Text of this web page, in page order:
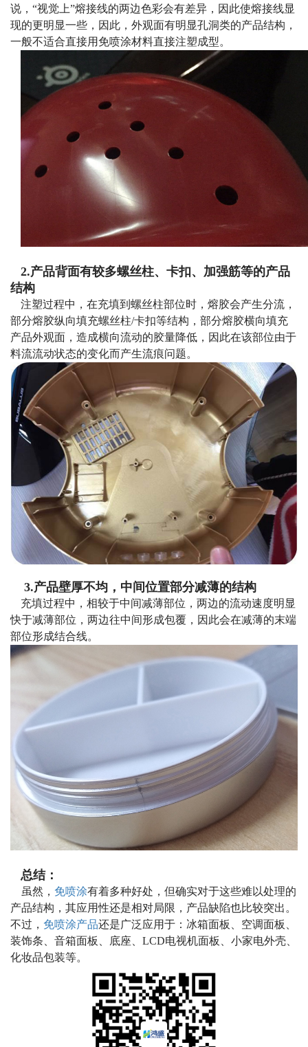
说，“视觉上”熔接线的两边色彩会有差异，因此使熔接线显
现的更明显一些，因此，外观面有明显孔洞类的产品结构，
一般不适合直接用免喷涂材料直接注塑成型。
2.产品背面有较多螺丝柱、卡扣、加强筋等的产品
结构
注塑过程中，在充填到螺丝柱部位时，熔胶会产生分流，
部分熔胶纵向填充螺丝柱/卡扣等结构，部分熔胶横向填充
产品外观面，造成横向流动的胶量降低，因此在该部位由于
料流流动状态的变化而产生流痕问题。
3.产品壁厚不均，中间位置部分减薄的结构
充填过程中，相较于中间减薄部位，两边的流动速度明显
快于减薄部位，两边往中间形成包覆，因此会在减薄的末端
部位形成结合线。
总结：
虽然， 免喷涂有着多种好处，但确实对于这些难以处理的
产品结构，其应用性还是相对局限，产品缺陷也比较突出。
不过， 免喷涂产品还是广泛应用于：冰箱面板、空调面板、
装饰条、音箱面板、底座、LCD电视机面板、小家电外壳、
化妆品包装等。